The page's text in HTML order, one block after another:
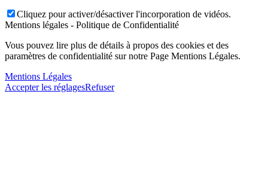
Cliquez pour activer/désactiver l'incorporation de vidéos.
Mentions légales - Politique de Confidentialité
Vous pouvez lire plus de détails à propos des cookies et des
paramètres de confidentialité sur notre Page Mentions Légales.
Mentions Légales
Accepter les réglagesRefuser